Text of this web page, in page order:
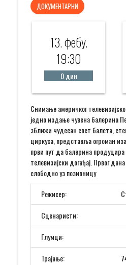
ДОКУМЕНТАРНИ
13. фебy.
19:30
0 дин
Снимање америчког
једно издање чувена балерина
зближи чудесан свет балета,
циркуса, представља огроман
први пут да балерина
телевизијски догађај. Првог
слободно уз позивницу
Режисер:
Сценаристи:
Глумци:
Трајање: